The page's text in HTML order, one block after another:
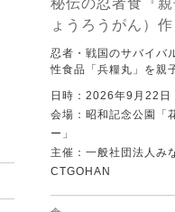
ょうろうがん）
忍者・戦国のサバイバ
性食品「兵糧丸」を親
日時：2026年9月22日
会場：昭和記念公園「
ー」
主催：一般社団法人み
CTGOHAN